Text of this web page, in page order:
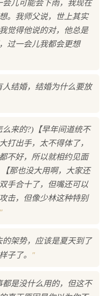
儿可能会下雨，我现在
。我师父说，世上其实
觉得他说的对，他总是
过一会儿我都会更想
结婚，结婚为什么要放
来的?)【早年间道统不
打出手，太不得体了，
不好，所以就相约见面
那也没大用啊，大家还
手合十了，但嘴还可以
击，但像少林这种特别
"
架势，应该是夏天到了
子了。
"
是没什么用的，但这不